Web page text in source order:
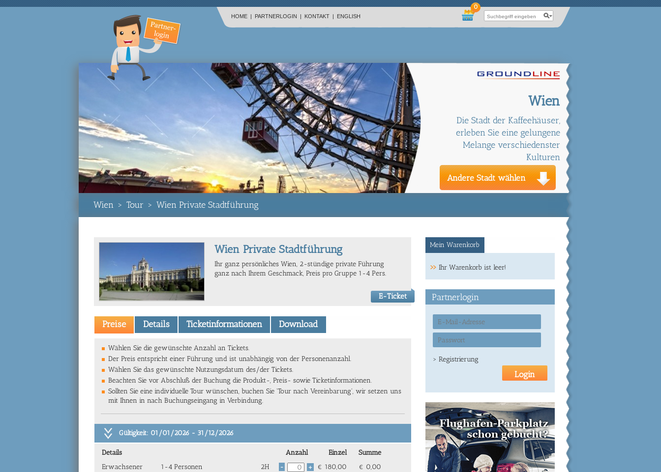
HOME | PARTNERLOGIN | KONTAKT | ENGLISH
0
Wien
Die Stadt der Kaffeehäuser,
erleben Sie eine gelungene
Melange verschiedenster
Kulturen
Andere Stadt wählen
Wien > Tour > Wien Private Stadtführung
Wien Private Stadtführung
Ihr ganz persönliches Wien, 2-stündige private Führung
ganz nach Ihrem Geschmack, Preis pro Gruppe 1-4 Pers.
E-Ticket
Preise Details Ticketinformationen Download
Wählen Sie die gewünschte Anzahl an Tickets.
Der Preis entspricht einer Führung und ist unabhängig von der Personenanzahl.
Wählen Sie das gewünschte Nutzungsdatum des/der Tickets.
Beachten Sie vor Abschluß der Buchung die Produkt-, Preis- sowie Ticketinformationen.
Sollten Sie eine individuelle Tour wünschen, buchen Sie 'Tour nach Vereinbarung', wir setzen uns
mit Ihnen in nach Buchungseingang in Verbindung.
Gültigkeit: 01/01/2026 - 31/12/2026
Details Anzahl Einzel
Summe
Erwachsener
1-4 Personen 2H - + € 180,00 € 0,00
Mein Warenkorb
Ihr Warenkorb ist leer!
Partnerlogin
> Registrierung